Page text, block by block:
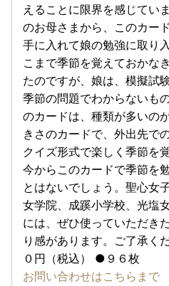
えることに限界を感じてい
のお母さまから、このカー
手に入れて娘の勉強に取り
こまで季節を覚えておかな
たのですが、娘は、模擬試
季節の問題でわからないも
のカードは、種類が多いの
きさのカードで、外出先で
クイズ形式で楽しく季節を
今からこのカードで季節を
とはないでしょう。聖心女
女学院、成蹊小学校、光塩
には、ぜひ使っていただ
り感があります。ご了承く
０円（税込） ●９６枚
お問い合わせはこちらまで